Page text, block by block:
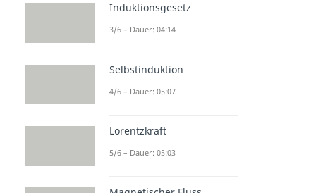
Induktionsgesetz
3/6 – Dauer: 04:14
Selbstinduktion
4/6 – Dauer: 05:07
Lorentzkraft
5/6 – Dauer: 05:03